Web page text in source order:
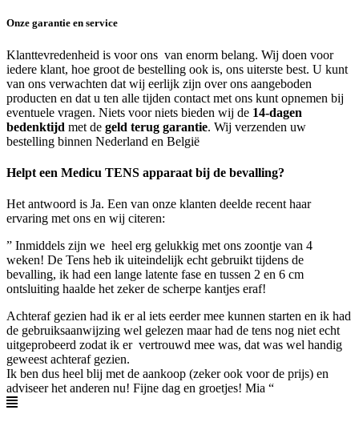
Onze garantie en service
Klanttevredenheid is voor ons van enorm belang. Wij doen voor
iedere klant, hoe groot de bestelling ook is, ons uiterste best. U kunt
van ons verwachten dat wij eerlijk zijn over ons aangeboden
producten en dat u ten alle tijden contact met ons kunt opnemen bij
eventuele vragen. Niets voor niets bieden wij de 14-dagen
bedenktijd met de geld terug garantie. Wij verzenden uw
bestelling binnen Nederland en België
Helpt een Medicu TENS apparaat bij de bevalling?
Het antwoord is Ja. Een van onze klanten deelde recent haar
ervaring met ons en wij citeren:
” Inmiddels zijn we heel erg gelukkig met ons zoontje van 4
weken! De Tens heb ik uiteindelijk echt gebruikt tijdens de
bevalling, ik had een lange latente fase en tussen 2 en 6 cm
ontsluiting haalde het zeker de scherpe kantjes eraf!
Achteraf gezien had ik er al iets eerder mee kunnen starten en ik had
de gebruiksaanwijzing wel gelezen maar had de tens nog niet echt
uitgeprobeerd zodat ik er vertrouwd mee was, dat was wel handig
geweest achteraf gezien.
Ik ben dus heel blij met de aankoop (zeker ook voor de prijs) en
adviseer het anderen nu! Fijne dag en groetjes! Mia “
Menu